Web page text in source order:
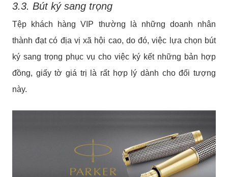
3.3. Bút ký sang trọng
Tệp khách hàng VIP thường là những doanh nhân
thành đạt có địa vị xã hội cao, do đó, việc lựa chọn bút
ký sang trọng phục vụ cho việc ký kết những bản hợp
đồng, giấy tờ giá trị là rất hợp lý dành cho đối tượng
này.